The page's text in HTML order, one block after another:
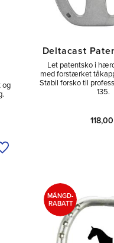
og
Tilføj til ønskeliste
Deltacast
Let patentsko i
med forstærket
Stabil for­sko til
135.
118,00
MÄNGD-
RABATT